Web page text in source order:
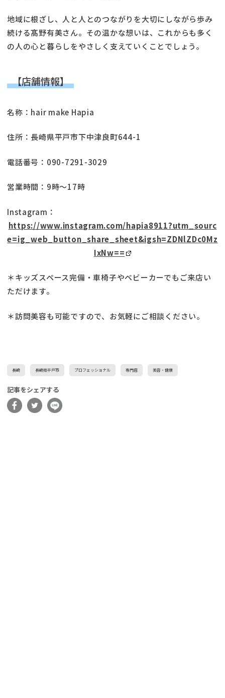
地域に根ざし、人と人とのつながりを大切にしながら歩み
続ける髙野有美さん。その温かな想いは、これからも多く
の人の心と暮らしをやさしく支えていくことでしょう。
【店舗情報】
名称：hair make Hapia
住所：長崎県平戸市下中津良町644-1
電話番号：090-7291-3029
営業時間：9時～17時
Instagram：
https://www.instagram.com/hapia8911?utm_sourc
e=ig_web_button_share_sheet&igsh=ZDNlZDc0Mz
IxNw==
＊キッズスペース完備・車椅子やベビーカーでもご来店い
ただけます。
＊訪問美容も可能ですので、お気軽にご相談ください。
長崎 長崎県平戸市 プロフェッショナル 専門店 美容・健康
記事をシェアする